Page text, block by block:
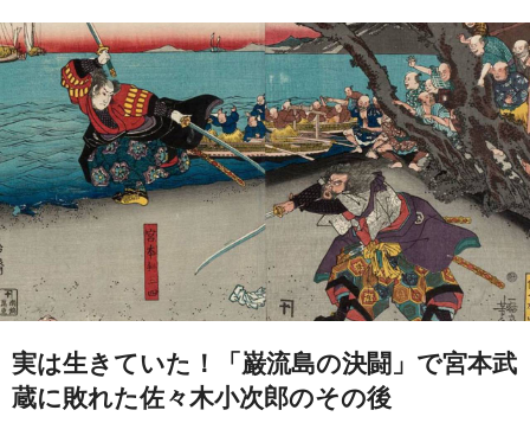
実は生きていた！「巌流島の決闘」で宮本武
蔵に敗れた佐々木小次郎のその後